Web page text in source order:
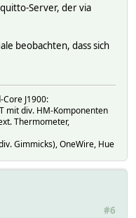
Server, der via
beobachten, dass sich
J1900:
mit div. HM-Komponenten
Thermometer,
Gimmicks), OneWire, Hue
#6